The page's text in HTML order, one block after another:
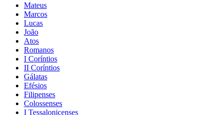
Mateus
Marcos
Lucas
João
Atos
Romanos
I Coríntios
II Coríntios
Gálatas
Efésios
Filipenses
Colossenses
I Tessalonicenses